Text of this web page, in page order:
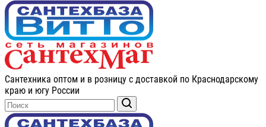
Сантехника оптом и в розницу с доставкой по Краснодарскому
краю и югу России